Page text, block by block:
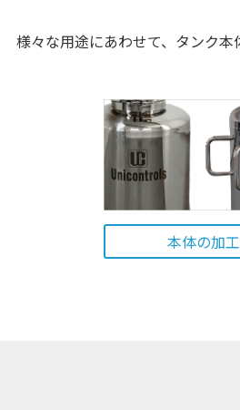
様々な用途にあわせて、 タンク本
本体の加工